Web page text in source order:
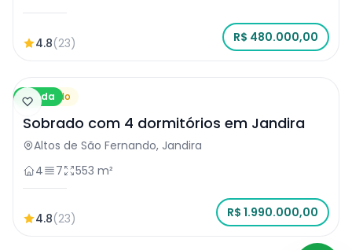
4.8(23) R$ 480.000,00
Venda
Sobrado
Sobrado com 4 dormitórios em Jandira
Altos de São Fernando, Jandira
4
7 553 m²
4.8(23) R$ 1.990.000,00